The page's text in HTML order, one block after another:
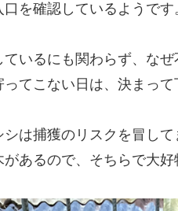
を確認しているようです
いるにも関わらず、な
てこない日は、決まっ
は捕獲のリスクを冒して
あるので、そちらで大好